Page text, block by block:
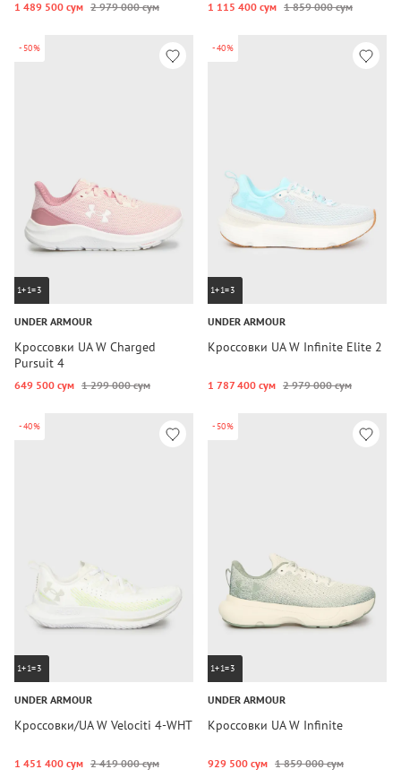
1 489 500 сум 2 979 000 сум 1 115 400 сум 1 859 000 сум
-50%
1+1=3
UNDER ARMOUR
Кроссовки UA W Charged
Pursuit 4
649 500 сум 1 299 000 сум
-40%
1+1=3
UNDER ARMOUR
Кроссовки UA W Infinite Elite 2
1 787 400 сум 2 979 000 сум
-40%
1+1=3
UNDER ARMOUR
Кроссовки/UA W Velociti 4-WHT
1 451 400 сум 2 419 000 сум
-50%
1+1=3
UNDER ARMOUR
Кроссовки UA W Infinite
929 500 сум 1 859 000 сум